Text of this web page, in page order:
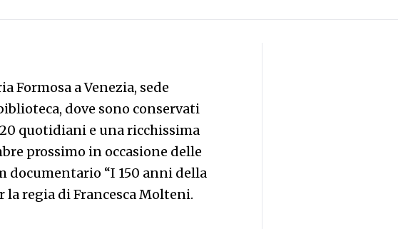
Formosa a Venezia, sede
dove sono conservati
quotidiani e una ricchissima
prossimo in occasione delle
documentario “I 150 anni della
regia di Francesca Molteni.